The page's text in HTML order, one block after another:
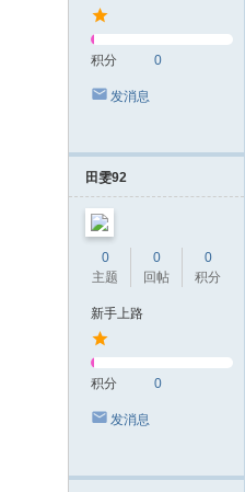
积分 0
发消息
田雯92
0
主题
0
回帖
0
积分
新手上路
积分 0
发消息